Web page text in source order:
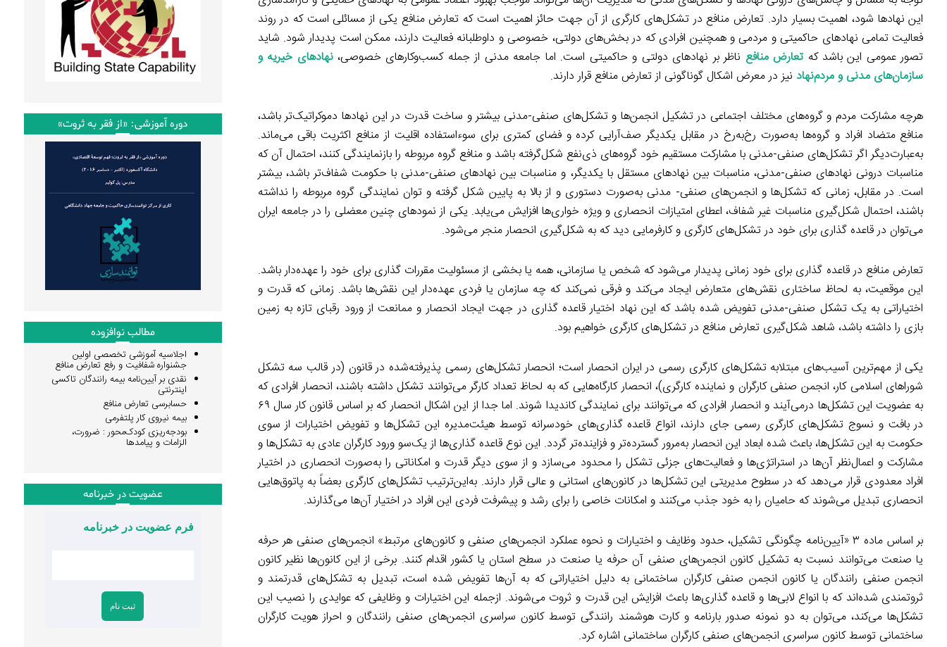
این نهادها شود، اهمیت بسیار دارد. تعارض منافع در تشکل‌های کارگری از آن جهت حائز اهمیت است که تعارض منافع یکی از مسائلی است که در روند
فعالیت تمامی نهادهای حاکمیتی و مردمی و همچنین افرادی که در بخش‌های دولتی، خصوصی و داوطلبانه فعالیت دارند، ممکن است پدیدار شود. شاید
تصور عمومی این باشد که تعارض منافع ناظر بر نهادهای دولتی و حاکمیتی است. اما جامعه مدنی از جمله کسب‌وکارهای خصوصی،نهادهای خیریه و
سازمان‌های مدنی و مردم‌نهاد نیز در معرض اشکال گوناگونی از تعارض منافع قرار دارند.
هرچه مشارکت مردم و گروه‌های مختلف اجتماعی در تشکیل انجمن‌ها و تشکل‌های صنفی-مدنی بیشتر و ساخت قدرت در این نهادها دموکراتیک‌تر باشد،
منافع متضاد افراد و گروه‌ها به‌صورت رخ‌به‌رخ در مقابل یکدیگر صف‌آرایی کرده و فضای کمتری برای سوءاستفاده اقلیت از منافع اکثریت باقی می‌ماند.
به‌عبارت‌دیگر اگر تشکل‌های صنفی-مدنی با مشارکت مستقیم خود گروه‌های ذی‌نفع شکل‌گرفته باشد و منافع گروه مربوطه را بازنمایندگی کنند، احتمال آن که
مناسبات درونی نهادهای صنفی-مدنی، مناسبات بین نهادهای مستقل با یکدیگر، و مناسبات بین نهادهای صنفی-مدنی با حکومت شفاف‌تر باشد، بیشتر
است. در مقابل، زمانی که تشکل‌ها و انجمن‌های صنفی- مدنی به‌صورت دستوری و از بالا به پایین شکل گرفته و توان نمایندگی گروه مربوطه را نداشته
باشند، احتمال شکل‌گیری مناسبات غیر شفاف، اعطای امتیازات انحصاری و ویژه خواری‌ها افزایش می‌یابد. یکی از نمودهای چنین معضلی را در جامعه ایران
می‌توان در قاعده گذاری برای خود در تشکل‌های کارگری و کارفرمایی دید که به شکل‌گیری انحصار منجر می‌شود.
تعارض منافع در قاعده گذاری برای خود زمانی پدیدار می‌شود که شخص یا سازمانی، همه یا بخشی از مسئولیت مقررات گذاری برای خود را عهده‌دار باشد.
این موقعیت، به لحاظ ساختاری نقش‌های متعارض ایجاد می‌کند و فرقی نمی‌کند که چه سازمان یا فردی عهده‌دار این نقش‌ها باشد. زمانی که قدرت و
اختیاراتی به یک تشکل صنفی-مدنی تفویض شده باشد که این نهاد اختیار قاعده گذاری در جهت ایجاد انحصار و ممانعت از ورود رقبای تازه به زمین
بازی را داشته باشد، شاهد شکل‌گیری تعارض منافع در تشکل‌های کارگری خواهیم بود.
یکی از مهم‌ترین آسیب‌های مبتلابه تشکل‌های کارگری رسمی در ایران انحصار است؛ انحصار تشکل‌های رسمی پذیرفته‌شده در قانون (در قالب سه تشکل
شوراهای اسلامی کار، انجمن صنفی کارگران و نماینده کارگری)، انحصار کارگاه‌هایی که به لحاظ تعداد کارگر می‌توانند تشکل داشته باشند، انحصار افرادی که
به عضویت این تشکل‌ها درمی‌آیند و انحصار افرادی که می‌توانند برای نمایندگی کاندیدا شوند. اما جدا از این اشکال انحصار که بر اساس قانون کار سال ۶۹
در بافت و نسوج تشکل‌های کارگری رسمی جای دارند، انواع قاعده گذاری‌های خودسرانه توسط هیئت‌مدیره این تشکل‌ها و تفویض اختیارات از سوی
حکومت به این تشکل‌ها، باعث شده ابعاد این انحصار به‌مرور گسترده‌تر و فزاینده‌تر گردد. این نوع قاعده گذاری‌ها از یک‌سو ورود کارگران عادی به تشکل‌ها و
مشارکت و اعمال‌نظر آن‌ها در استراتژی‌ها و فعالیت‌های جزئی تشکل را محدود می‌سازد و از سوی دیگر قدرت و امکاناتی را به‌صورت انحصاری در اختیار
افراد معدودی قرار می‌دهد که در سطوح مدیریتی این تشکل‌ها در کانون‌های استانی و عالی قرار دارند. به‌این‌ترتیب تشکل‌های کارگری بعضاً به پاتوق‌هایی
انحصاری تبدیل می‌شوند که حامیان را به خود جذب می‌کنند و امکانات خاصی را برای رشد و پیشرفت فردی این افراد در اختیار آن‌ها می‌گذارند.
بر اساس ماده ۳ «آیین‌نامه چگونگی تشکیل، حدود وظایف و اختیارات و نحوه عملکرد انجمن‌های صنفی و کانون‌های مرتبط» انجمن‌های صنفی هر حرفه
یا صنعت می‌توانند نسبت به تشکیل کانون انجمن‌های صنفی آن حرفه یا صنعت در سطح استان یا کشور اقدام کنند. برخی از این کانون‌ها نظیر کانون
انجمن صنفی رانندگان یا کانون انجمن صنفی کارگران ساختمانی به دلیل اختیاراتی که به آن‌ها تفویض شده است، تبدیل به تشکل‌های قدرتمند و
ثروتمندی شده‌اند که با انواع لابی‌ها و قاعده گذاری‌ها باعث افزایش این قدرت و ثروت می‌شوند. ازجمله این اختیارات و وظایفی که عوایدی را نصیب این
تشکل‌ها می‌کند، می‌توان به دو نمونه صدور بارنامه و کارت هوشمند رانندگی توسط کانون سراسری انجمن‌های صنفی رانندگان و احراز هویت کارگران
ساختمانی توسط کانون سراسری انجمن‌های صنفی کارگران ساختمانی اشاره کرد.
دوره آموزشی: «از فقر به ثروت»
مطالب نوافزوده
اجلاسیه آموزشی تخصصی اولین
جشنواره شفافیت و رفع تعارض منافع
نقدی بر آیین‌نامه بیمه رانندگان تاکسی
اینترنتی
حسابرسی تعارض منافع
بیمه نیروی کار پلتفرمی
بودجه‌ریزی کودک‌محور : ضرورت،
الزامات و پیامدها
عضویت در خبرنامه
فرم عضویت در خبرنامه